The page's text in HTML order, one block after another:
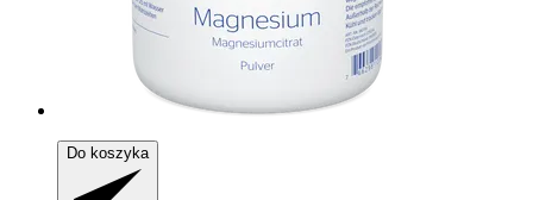
Do koszyka